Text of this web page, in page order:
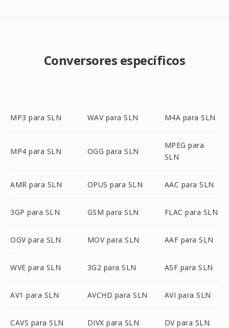
Conversores específicos
MP3 para SLN WAV para SLN M4A para SLN
MP4 para SLN OGG para SLN
MPEG para
SLN
AMR para SLN OPUS para SLN AAC para SLN
3GP para SLN GSM para SLN FLAC para SLN
OGV para SLN MOV para SLN AAF para SLN
WVE para SLN 3G2 para SLN ASF para SLN
AV1 para SLN AVCHD para SLN AVI para SLN
CAVS para SLN DIVX para SLN DV para SLN